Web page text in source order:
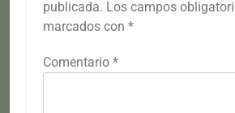
publicada. Los campos
marcados con *
Comentario *